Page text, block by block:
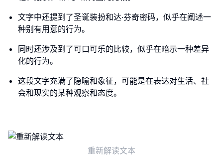
文字中还提到了圣诞装扮和达·芬奇密码，似乎在阐述一
种别有用意的行为。
同时还涉及到了可口可乐的比较，似乎在暗示一种差异
化的行为。
这段文字充满了隐喻和象征，可能是在表达对生活、社
会和现实的某种观察和态度。
重新解读文本